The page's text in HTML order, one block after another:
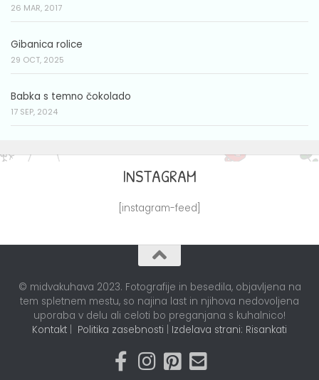
26 MAR, 2017
Gibanica rolice
29 OCT, 2025
Babka s temno čokolado
17 SEP, 2024
INSTAGRAM
[instagram-feed]
© midvakuhava 2023. Fotografije in besedila, objavljena na
tem spletnem mestu, so najina last in njihova nedovoljena
uporaba v delu ali celoti bo preganjana s kuhalnico!
Kontakt
Politika zasebnosti Izdelava strani: Risankati